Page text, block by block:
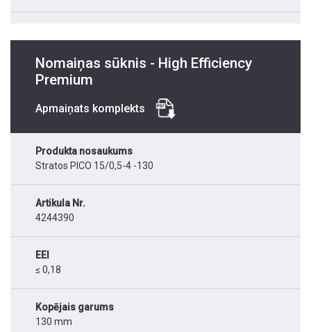
Nomaiņas sūknis - High Efficiency
Premium
Apmaiņats komplekts
Produkta nosaukums
Stratos PICO 15/0,5-4 -130
Artikula Nr.
4244390
EEI
≤ 0,18
Kopējais garums
130 mm